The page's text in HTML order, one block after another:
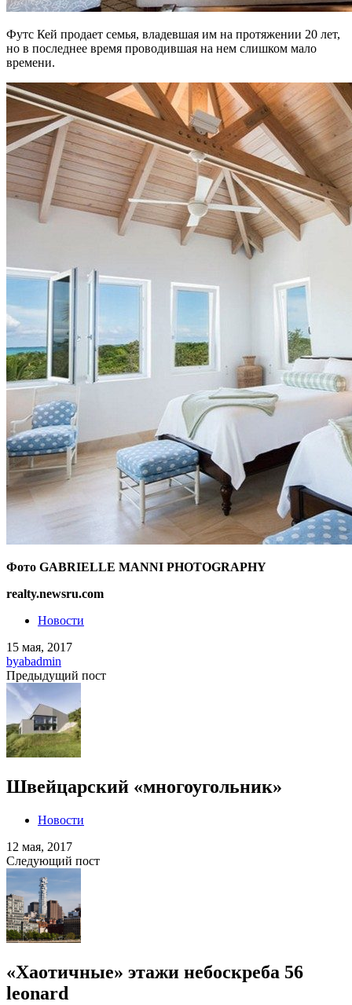
Футс Кей продает семья, владевшая им на протяжении 20 лет,
но в последнее время проводившая на нем слишком мало
времени.
Фото GABRIELLE MANNI PHOTOGRAPHY
realty.newsru.com
Новости
15 мая, 2017
byabadmin
Предыдущий пост
Швейцарский «многоугольник»
Новости
12 мая, 2017
Следующий пост
«Хаотичные» этажи небоскреба 56
leonard